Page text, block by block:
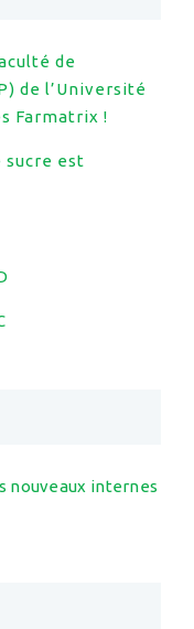
de
de l’Université
Farmatrix !
sucre est
nouveaux internes